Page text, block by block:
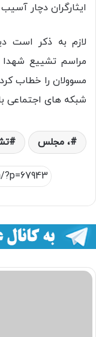
ایثارگران دچار
لازم به ذکر است
مراسم تشییع
مسوولان را خطاب
شبکه های اجتماعی
، مجلس